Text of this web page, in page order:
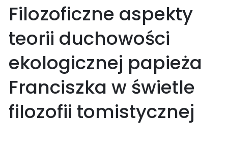
Filozoficzne aspekty
teorii duchowości
ekologicznej papieża
Franciszka w świetle
filozofii tomistycznej